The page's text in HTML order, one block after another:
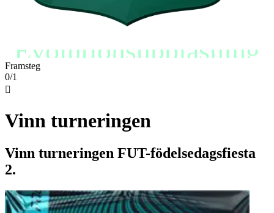
Evolutionsupplåsning
Framsteg
0/1

Vinn turneringen
Vinn turneringen FUT-födelsedagsfiesta
2.